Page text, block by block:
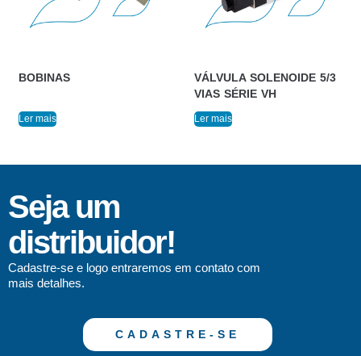
BOBINAS
Ler mais
VÁLVULA SOLENOIDE 5/3
VIAS SÉRIE VH
Ler mais
Seja um
distribuidor!
Cadastre-se e logo entraremos em contato com
mais detalhes.
CADASTRE-SE